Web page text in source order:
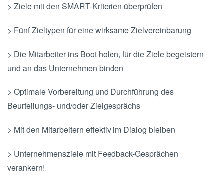
> Ziele mit den SMART-Kriterien überprüfen
> Fünf Zieltypen für eine wirksame Zielvereinbarung
> Die Mitarbeiter ins Boot holen, für die Ziele begeistern
und an das Unternehmen binden
> Optimale Vorbereitung und Durchführung des
Beurteilungs- und/oder Zielgesprächs
> Mit den Mitarbeitern effektiv im Dialog bleiben
> Unternehmensziele mit Feedback-Gesprächen
verankern!